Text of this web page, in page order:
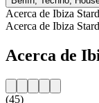
Acerca de Ibiza
Acerca de Ibiza
Acerca de
(45)